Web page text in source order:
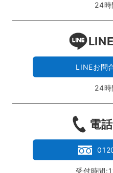
24時
LINEお問
24時
電
受付時間